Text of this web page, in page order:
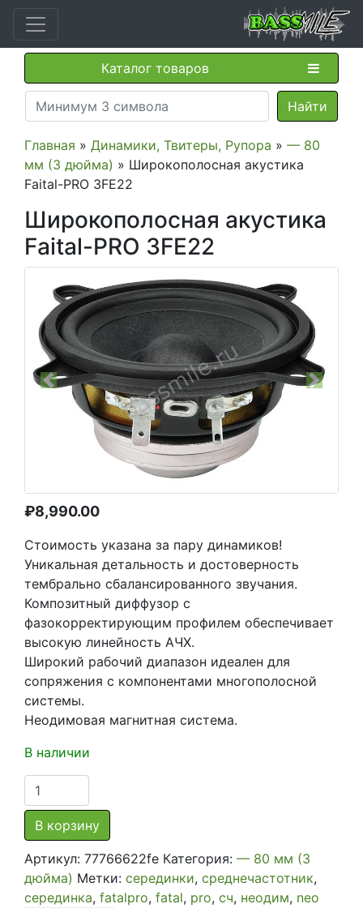
Каталог товаров
Главная » Динамики, Твитеры, Рупора » — 80
мм (3 дюйма) » Широкополосная акустика
Faital-PRO 3FE22
Широкополосная акустика
Faital-PRO 3FE22
Previous Next
₽8,990.00
Стоимость указана за пару динамиков!
Уникальная детальность и достоверность
тембрально сбалансированного звучания.
Композитный диффузор с
фазокорректирующим профилем обеспечивает
высокую линейность АЧХ.
Широкий рабочий диапазон идеален для
сопряжения с компонентами многополосной
системы.
Неодимовая магнитная система.
В наличии
Количество
товара
Широкополосная
акустика
Faital-
PRO
3FE22
В корзину
Артикул: 77766622fe Категория: — 80 мм (3
дюйма) Метки: серединки, среднечастотник,
серединка, fatalpro, fatal, pro, сч, неодим, neo